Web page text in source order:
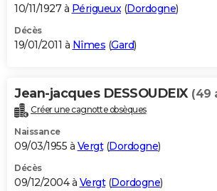
10/11/1927 à Périgueux(Dordogne)
Décès
19/01/2011 à Nîmes (Gard)
Jean-jacques DESSOUDEIX (49
Créer une cagnotte obsèques
Naissance
09/03/1955 à Vergt(Dordogne)
Décès
09/12/2004 à Vergt(Dordogne)